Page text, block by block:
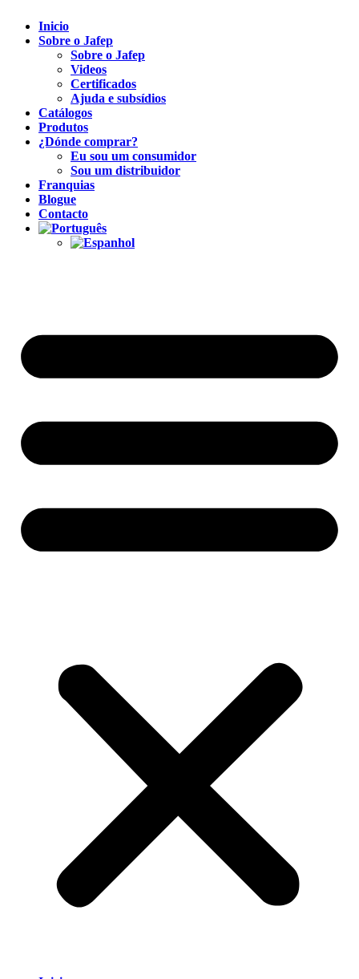
Inicio
Sobre o Jafep
Sobre o Jafep
Videos
Certificados
Ajuda e subsídios
Catálogos
Produtos
¿Dónde comprar?
Eu sou um consumidor
Sou um distribuidor
Franquias
Blogue
Contacto